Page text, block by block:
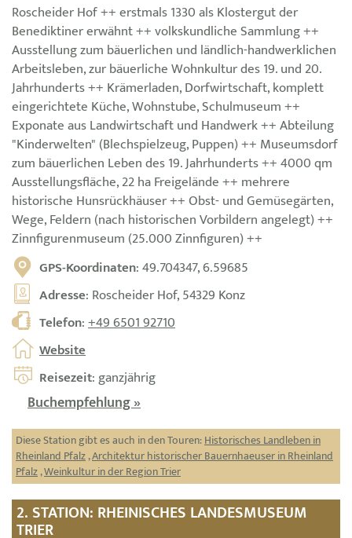
Roscheider Hof ++ erstmals 1330 als Klostergut der
Benediktiner erwähnt ++ volkskundliche Sammlung ++
Ausstellung zum bäuerlichen und ländlich-handwerklichen
Arbeitsleben, zur bäuerliche Wohnkultur des 19. und 20.
Jahrhunderts ++ Krämerladen, Dorfwirtschaft, komplett
eingerichtete Küche, Wohnstube, Schulmuseum ++
Exponate aus Landwirtschaft und Handwerk ++ Abteilung
"Kinderwelten" (Blechspielzeug, Puppen) ++ Museumsdorf
zum bäuerlichen Leben des 19. Jahrhunderts ++ 4000 qm
Ausstellungsfläche, 22 ha Freigelände ++ mehrere
historische Hunsrückhäuser ++ Obst- und Gemüsegärten,
Wege, Feldern (nach historischen Vorbildern angelegt) ++
Zinnfigurenmuseum (25.000 Zinnfiguren) ++
GPS-Koordinaten: 49.704347, 6.59685
Adresse: Roscheider Hof, 54329 Konz
Telefon:+49 6501 92710
Website
Reisezeit: ganzjährig
Buchempfehlung »
Diese Station gibt es auch in den Touren:Historisches Landleben in
Rheinland Pfalz,Architektur historischer Bauernhaeuser in Rheinland
Pfalz,Weinkultur in der Region Trier
2. STATION: RHEINISCHES LANDESMUSEUM
TRIER